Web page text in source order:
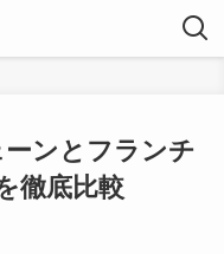
ンとフランチ
徹底比較